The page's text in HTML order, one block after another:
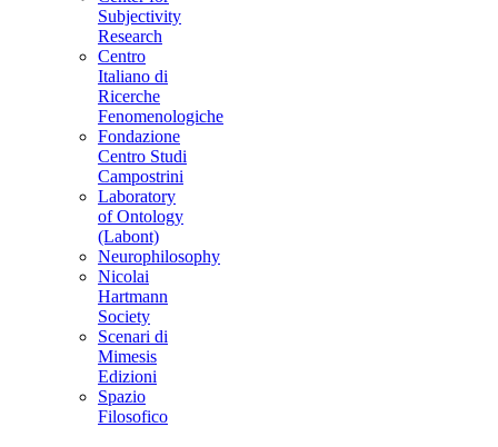
Subjectivity
Research
Centro
Italiano di
Ricerche
Fenomenologiche
Fondazione
Centro Studi
Campostrini
Laboratory
of Ontology
(Labont)
Neurophilosophy
Nicolai
Hartmann
Society
Scenari di
Mimesis
Edizioni
Spazio
Filosofico